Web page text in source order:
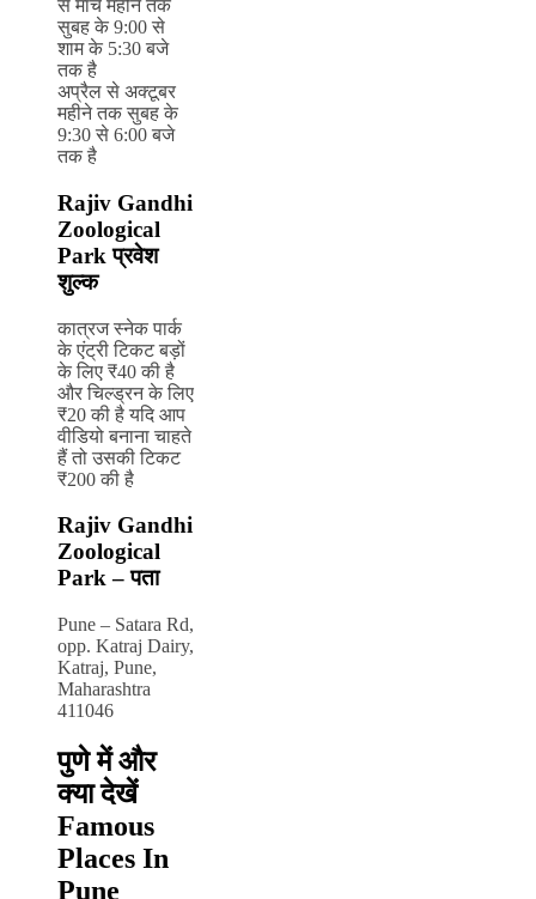
से मार्च महीने तक
सुबह के 9:00 से
शाम के 5:30 बजे
तक है
अप्रैल से अक्टूबर
महीने तक सुबह के
9:30 से 6:00 बजे
तक है
Rajiv Gandhi
Zoological
Park प्रवेश
शुल्क
कात्रज स्नेक पार्क
के एंट्री टिकट बड़ों
के लिए ₹40 की है
और चिल्ड्रन के लिए
₹20 की है यदि आप
वीडियो बनाना चाहते
हैं तो उसकी टिकट
₹200 की है
Rajiv Gandhi
Zoological
Park – पता
Pune – Satara Rd,
opp. Katraj Dairy,
Katraj, Pune,
Maharashtra
411046
पुणे में और
क्या देखें
Famous
Places In
Pune